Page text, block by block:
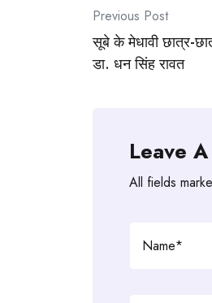
Post
Previous Post
सूबे के मेधावी छात्र-
डा. धन सिंह रावत
Leave
All fields